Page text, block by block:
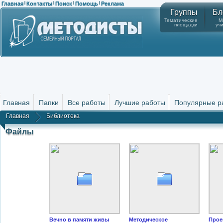
Главная | Контакты | Поиск | Помощь | Реклама
Группы
Тематические
площадки
Главная Папки Все работы Лучшие работы Популярные
Главная Библиотека
Файлы
Вечно в памяти живы
Методическое